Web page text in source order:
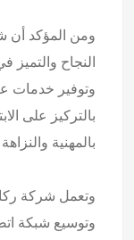
ومن المؤكد أن
النجاح والتميز
وتوفير خدمات
بالتركيز على
بالمهنية
وتعمل شركة
وتوسيع شبكة